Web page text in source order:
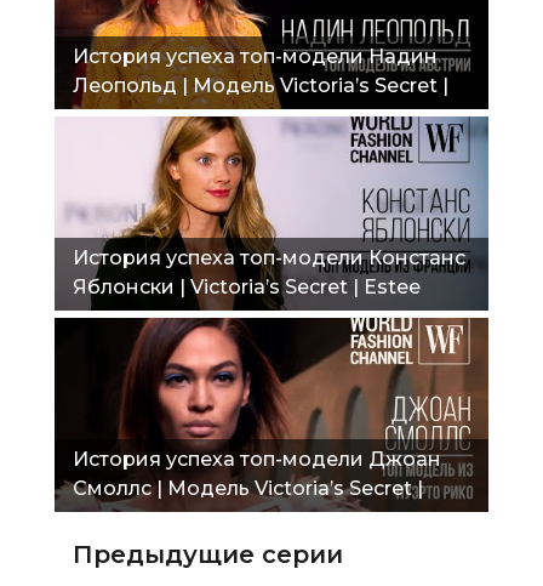
История успеха топ-модели Надин
Леопольд | Модель Victoria’s Secret |
Съемки для Vogue, Numero, Elle"
История успеха топ-модели Констанс
Яблонски | Victoria’s Secret | Estee
Lauder | Elite Model Look"
История успеха топ-модели Джоан
Смоллс | Модель Victoria’s Secret |
Список Forbs"
Предыдущие серии